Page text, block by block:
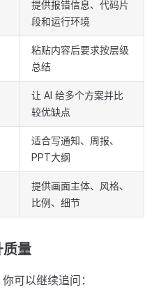
提供报错信息、代码片
段和运行环境
粘贴内容后要求按层级
总结
让 AI 给多个方案并比
较优缺点
适合写通知、周报、
PPT大纲
提供画面主体、风格、
比例、细节
质量
可以继续追问：